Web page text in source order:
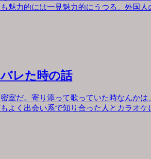
魅力的には一見魅力的にうつる。外国
レた時の話
室だ。寄り添って歌っていた時なんか
よく出会い系で知り合った人とカラオ